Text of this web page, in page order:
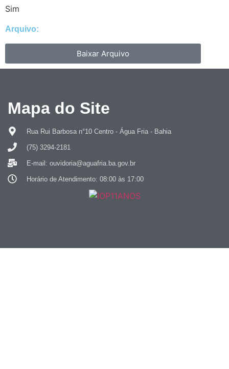
Sim
Arquivo:
Baixar Arquivo
Mapa do Site
Rua Rui Barbosa n°10 Centro - Água Fria - Bahia
(75) 3294-2181
E-mail: ouvidoria@aguafria.ba.gov.br
Horário de Atendimento: 08:00 às 17:00